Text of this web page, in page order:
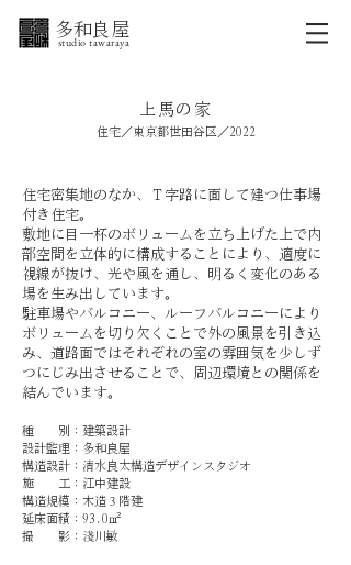
​ 多和良屋
studio tawaraya
上馬の家
住宅／東京都世田谷区／2022
住宅密集地のなか、Ｔ字路に面して建つ仕事場
付き住宅。
敷地に目一杯のボリュームを立ち上げた上で内
部空間を立体的に構成することにより、適度に
視線が抜け、光や風を通し、明るく変化のある
場を生み出しています。
駐車場やバルコニー、ルーフバルコニーにより
ボリュームを切り欠くことで外の風景を引き込
み、道路面ではそれぞれの室の雰囲気を少しず
つにじみ出させることで、周辺環境との関係を
結んでいます。
​種 別：建築設計
設計監理： 多和良屋
構造設計：清水良太構造デザインスタジオ
施 工：江中建設
構造規模：木造３階建
延床面積：93.0㎡
​撮 影：淺川敏